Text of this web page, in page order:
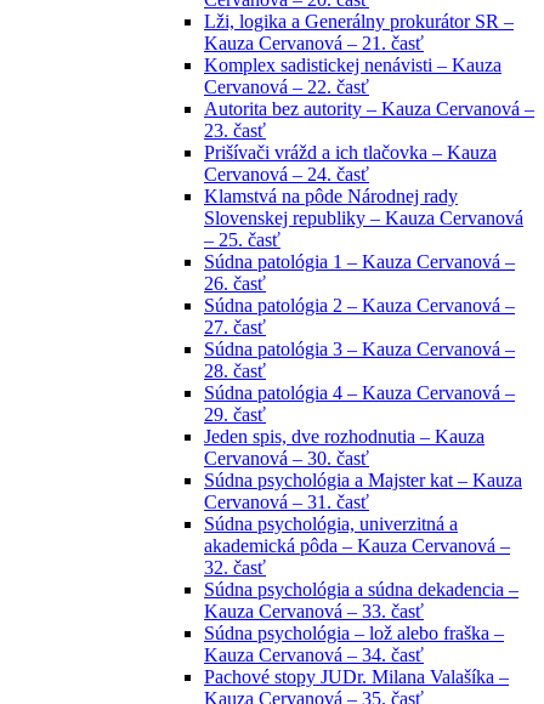
Lži, logika a Generálny prokurátor SR –
Kauza Cervanová – 21. časť
Komplex sadistickej nenávisti – Kauza
Cervanová – 22. časť
Autorita bez autority – Kauza Cervanová –
23. časť
Prišívači vrážd a ich tlačovka – Kauza
Cervanová – 24. časť
Klamstvá na pôde Národnej rady
Slovenskej republiky – Kauza Cervanová
– 25. časť
Súdna patológia 1 – Kauza Cervanová –
26. časť
Súdna patológia 2 – Kauza Cervanová –
27. časť
Súdna patológia 3 – Kauza Cervanová –
28. časť
Súdna patológia 4 – Kauza Cervanová –
29. časť
Jeden spis, dve rozhodnutia – Kauza
Cervanová – 30. časť
Súdna psychológia a Majster kat – Kauza
Cervanová – 31. časť
Súdna psychológia, univerzitná a
akademická pôda – Kauza Cervanová –
32. časť
Súdna psychológia a súdna dekadencia –
Kauza Cervanová – 33. časť
Súdna psychológia – lož alebo fraška –
Kauza Cervanová – 34. časť
Pachové stopy JUDr. Milana Valašíka –
Kauza Cervanová – 35. časť